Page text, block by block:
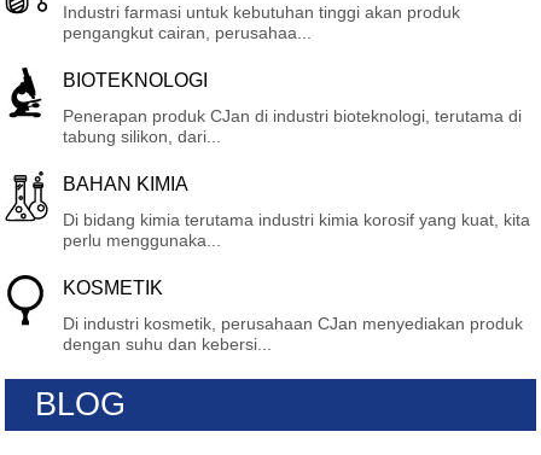
Industri farmasi untuk kebutuhan tinggi akan produk
pengangkut cairan, perusahaa...
BIOTEKNOLOGI
Penerapan produk CJan di industri bioteknologi, terutama di
tabung silikon, dari...
BAHAN KIMIA
Di bidang kimia terutama industri kimia korosif yang kuat, kita
perlu menggunaka...
KOSMETIK
Di industri kosmetik, perusahaan CJan menyediakan produk
dengan suhu dan kebersi...
BLOG